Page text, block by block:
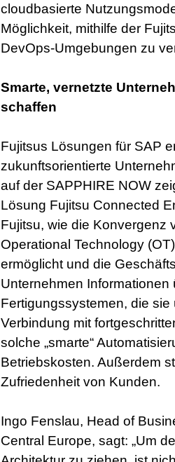
cloudbasierte
Möglichkeit, mithilfe der
DevOps-Umgebungen zu
Smarte, vernetzte
schaffen
Fujitsus Lösungen für SAP
zukunftsorientierte
auf der SAPPHIRE NOW
Lösung Fujitsu Connected
Fujitsu, wie die Konvergenz
Operational Technology
ermöglicht und die
Unternehmen
Fertigungssystemen, die
Verbindung mit
solche „smarte“
Betriebskosten. Außerdem
Zufriedenheit von Kunden.
Ingo Fenslau, Head of
Central Europe, sagt: „Um